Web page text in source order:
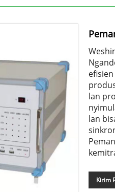
lan
lan
Kirim